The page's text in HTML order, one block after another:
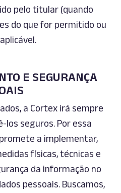
pelo titular (quando
do que for permitido ou
E SEGURANÇA
a Cortex irá sempre
los seguros. Por essa
a implementar,
físicas, técnicas e
da informação no
pessoais. Buscamos,